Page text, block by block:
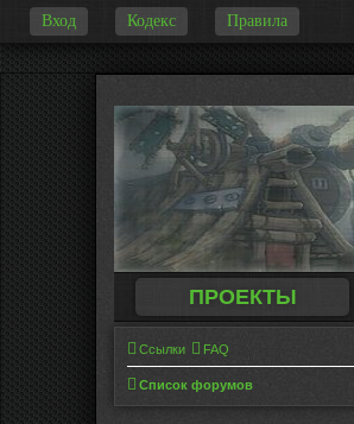
Вход Кодекс Правила
ПРОЕКТЫ
Ссылки FAQ
Список форумов